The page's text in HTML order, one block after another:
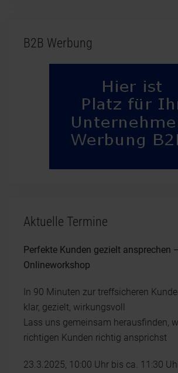
B2B Werbung
Aktuelle Termine
Perfekte Kunden gezielt ansprechen –
Onlineworkshop
In 90 Minuten zur treffsicheren
klar, gezielt, wirkungsvoll
Lass uns gemeinsam herausfinden,
richtigen Kunden richtig ansprichst
23.3.2025, 10:00 Uhr bis ca. 11:30